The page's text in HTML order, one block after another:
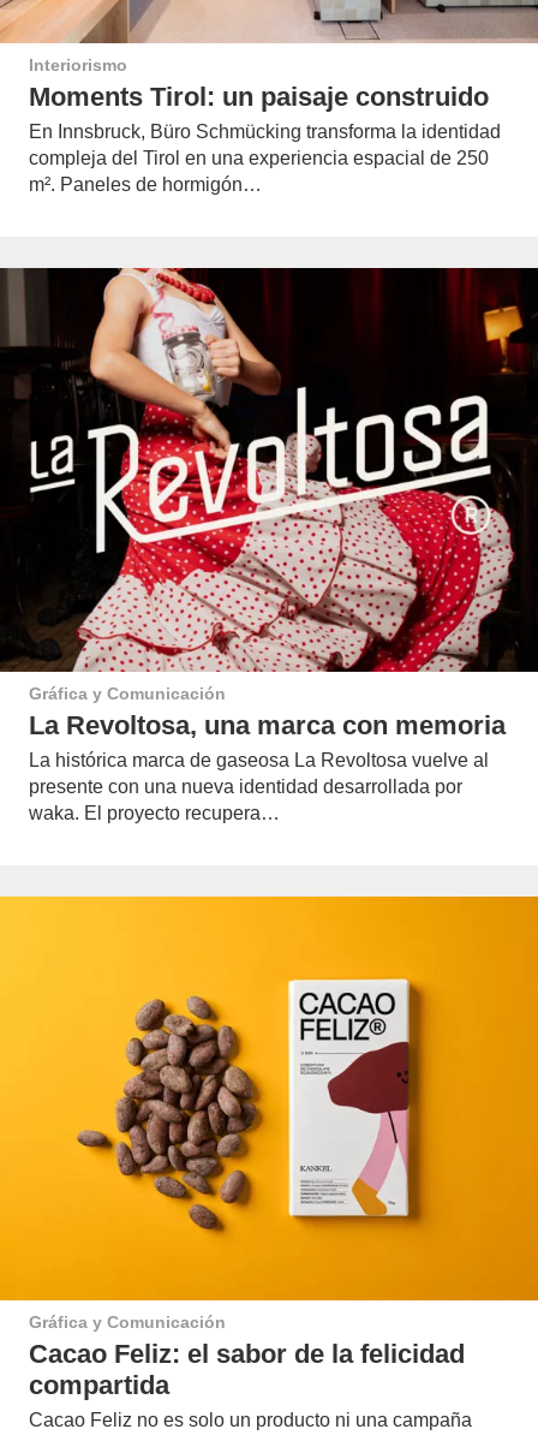
Interiorismo
Moments Tirol: un paisaje construido
En Innsbruck, Büro Schmücking transforma la identidad
compleja del Tirol en una experiencia espacial de 250
m². Paneles de hormigón…
Gráfica y Comunicación
La Revoltosa, una marca con memoria
La histórica marca de gaseosa La Revoltosa vuelve al
presente con una nueva identidad desarrollada por
waka. El proyecto recupera…
Gráfica y Comunicación
Cacao Feliz: el sabor de la felicidad
compartida
Cacao Feliz no es solo un producto ni una campaña